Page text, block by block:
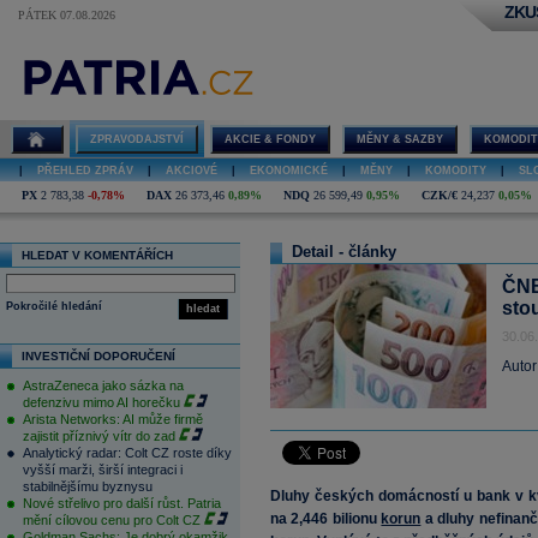
PÁTEK 07.08.2026
ZPRAVODAJSTVÍ AKCIE & FONDY MĚNY & SAZBY
PŘEHLED ZPRÁV AKCIOVÉ EKONOMICKÉ MĚNY KOMODITY
PX 2 783,38 -0,78% DAX 26 373,46 0,89% NDQ 26 599,49 0,95% CZK/€ 24,237 0,05%
HLEDAT V KOMENTÁŘÍCH
hledat
Pokročilé hledání
INVESTIČNÍ DOPORUČENÍ
AstraZeneca jako sázka na
defenzivu mimo AI horečku
Arista Networks: AI může firmě
zajistit příznivý vítr do zad
Analytický radar: Colt CZ roste díky
vyšší marži, širší integraci i
stabilnějšímu byznysu
Nové střelivo pro další růst. Patria
mění cílovou cenu pro Colt CZ
Detail - články
Dluhy českých domácností u bank v
na 2,446 bilionu korun a dluhy